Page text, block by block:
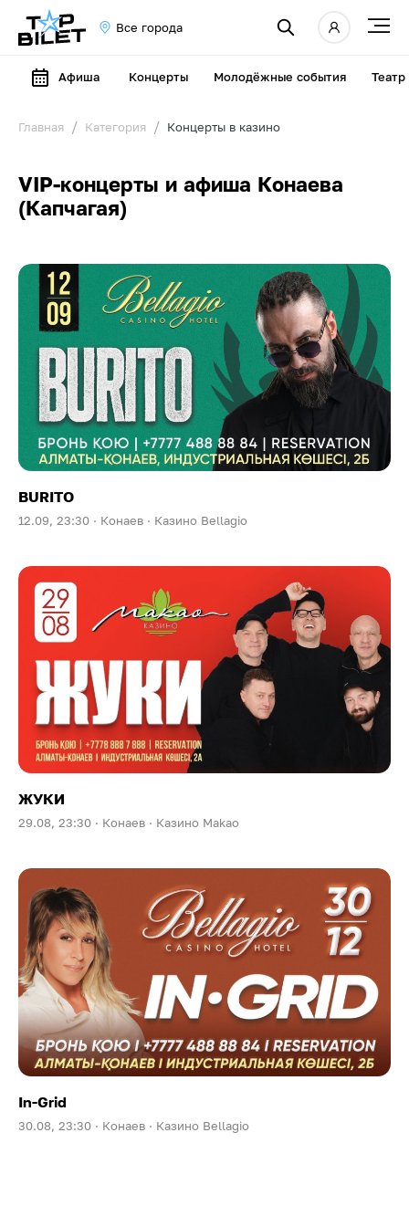
Все города
Афиша Концерты Молодёжные события Театр
Главная Категория Концерты в казино
VIP-концерты и афиша Конаева
(Капчагая)
BURITO
12.09, 23:30 · Конаев · Казино Bellagio
ЖУКИ
29.08, 23:30 · Конаев · Казино Makao
In-Grid
30.08, 23:30 · Конаев · Казино Bellagio